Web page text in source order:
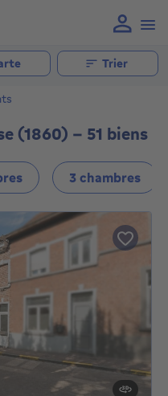
Trier
(1860) - 51 biens
3 chambres